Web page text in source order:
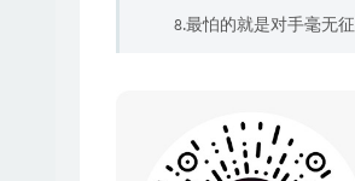
8.最怕的就是对手毫无